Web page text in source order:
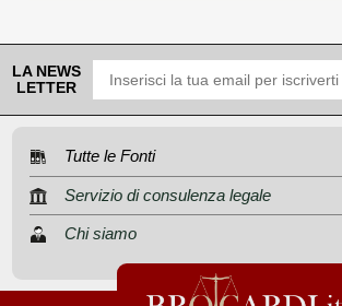
LA NEWS
LETTER
Tutte le Fonti
Servizio di consulenza legale
Chi siamo